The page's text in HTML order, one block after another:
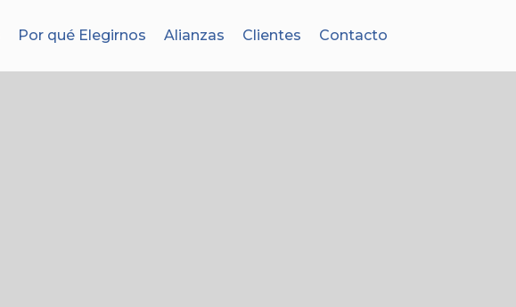
Por qué Elegirnos Alianzas Clientes Contacto